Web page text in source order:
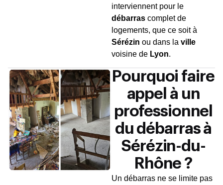
interviennent pour le
débarras complet de
logements, que ce soit à
Sérézin ou dans la ville
voisine de Lyon.
Pourquoi faire
appel à un
professionnel
du débarras à
Sérézin-du-
Rhône ?
Un débarras ne se limite pas